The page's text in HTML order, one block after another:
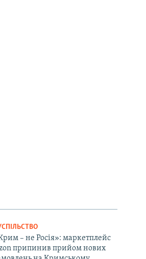
– не Росія»: маркетплейс
припинив прийом нових